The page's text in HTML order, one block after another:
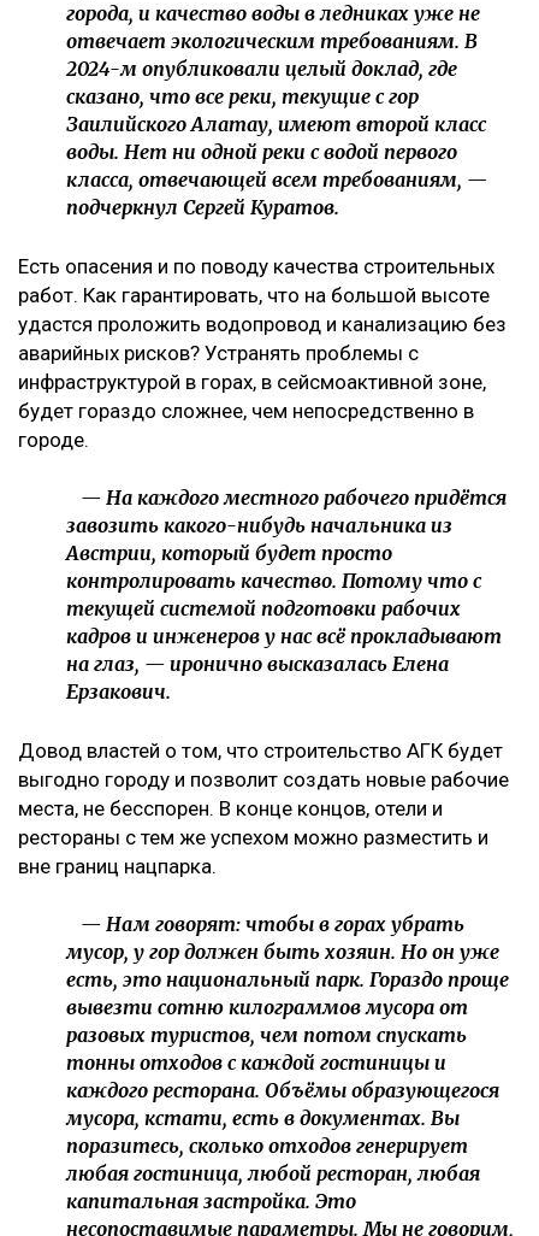
города, и качество воды в ледниках уже не
отвечает экологическим требованиям. В
2024-м опубликовали целый доклад, где
сказано, что все реки, текущие с гор
Заилийского Алатау, имеют второй класс
воды. Нет ни одной реки с водой первого
класса, отвечающей всем требованиям, —
подчеркнул Сергей Куратов.
Есть опасения и по поводу качества строительных
работ. Как гарантировать, что на большой высоте
удастся проложить водопровод и канализацию без
аварийных рисков? Устранять проблемы с
инфраструктурой в горах, в сейсмоактивной зоне,
будет гораздо сложнее, чем непосредственно в
городе.
— На каждого местного рабочего придётся
завозить какого-нибудь начальника из
Австрии, который будет просто
контролировать качество. Потому что с
текущей системой подготовки рабочих
кадров и инженеров у нас всё прокладывают
на глаз, — иронично высказалась Елена
Ерзакович.
Довод властей о том, что строительство АГК будет
выгодно городу и позволит создать новые рабочие
места, не бесспорен. В конце концов, отели и
рестораны с тем же успехом можно разместить и
вне границ нацпарка.
— Нам говорят: чтобы в горах убрать
мусор, у гор должен быть хозяин. Но он уже
есть, это национальный парк. Гораздо проще
вывезти сотню килограммов мусора от
разовых туристов, чем потом спускать
тонны отходов с каждой гостиницы и
каждого ресторана. Объёмы образующегося
мусора, кстати, есть в документах. Вы
поразитесь, сколько отходов генерирует
любая гостиница, любой ресторан, любая
капитальная застройка. Это
несопоставимые параметры. Мы не говорим,